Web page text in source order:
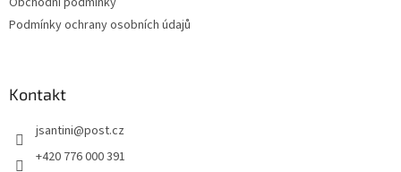
Podmínky ochrany osobních údajů
Kontakt
jsantini@post.cz
+420 776 000 391